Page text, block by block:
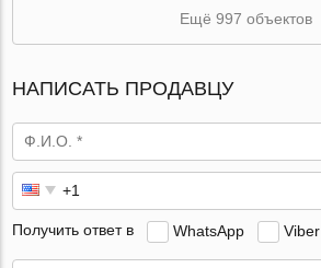
Ещё 997 объектов
НАПИСАТЬ ПРОДАВЦУ
Получить ответ в WhatsApp Viber